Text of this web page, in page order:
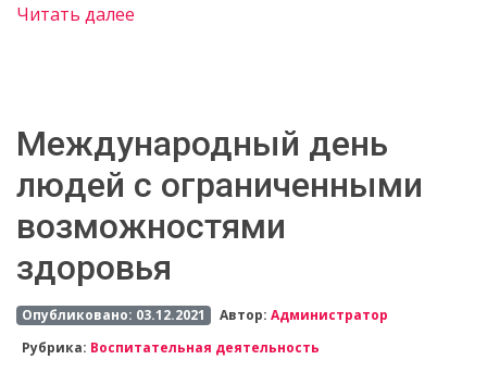
Читать далее
Международный день
людей с ограниченными
возможностями
здоровья
Опубликовано: 03.12.2021 Автор:Администратор
Рубрика: Воспитательная деятельность